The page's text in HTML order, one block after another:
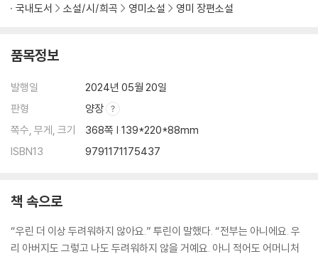
국내도서 소설/시/희곡 영미소설 영미 장편소설
품목정보
발행일
2024년 05월 20일
판형
양장
쪽수, 무게, 크기
368쪽 | 139*220*88mm
ISBN13
9791171175437
책 속으로
“우린 더 이상 두려워하지 않아요.” 투린이 말했다. “전부는 아니에요. 우
리 아버지도 그렇고 나도 두려워하지 않을 거예요. 아니 적어도 어머니처